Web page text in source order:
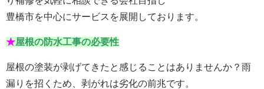
豊橋市を中心にサービスを展開しております。
★屋根の防水工事の必要性
屋根の塗装が剥げてきたと感じることはありませんか？雨
漏りを招くため、剥がれは劣化の前兆です。